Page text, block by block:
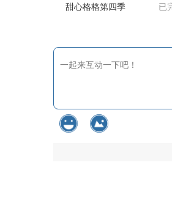
已
甜心格格第四季